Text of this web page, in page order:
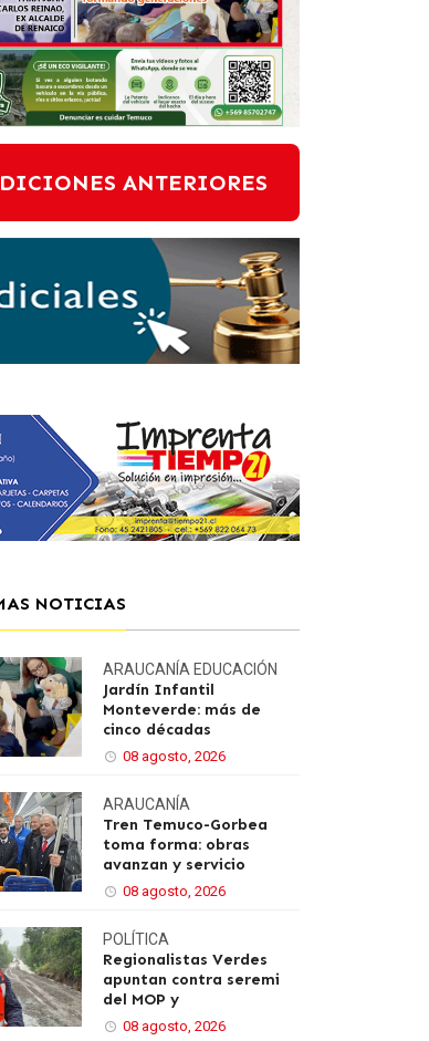
ANTERIORES
NOTICIAS
ARAUCANÍA EDUCACIÓN
Jardín Infantil
Monteverde: más de
cinco décadas
08 agosto, 2026
ARAUCANÍA
Tren Temuco-Gorbea
toma forma: obras
avanzan y servicio
08 agosto, 2026
POLÍTICA
Regionalistas Verdes
apuntan contra seremi
del MOP y
08 agosto, 2026